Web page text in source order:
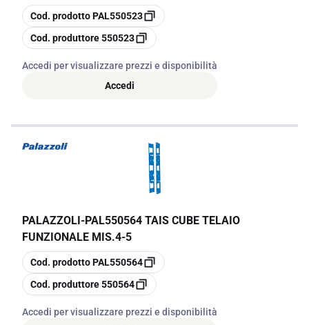
copia
Cod. prodottoPAL550523
copia
Cod. produttore550523
Accedi per visualizzare prezzi e disponibilità
Accedi
PALAZZOLI-PAL550564 TAIS CUBE TELAIO
FUNZIONALE MIS.4-5
copia
Cod. prodottoPAL550564
copia
Cod. produttore550564
Accedi per visualizzare prezzi e disponibilità